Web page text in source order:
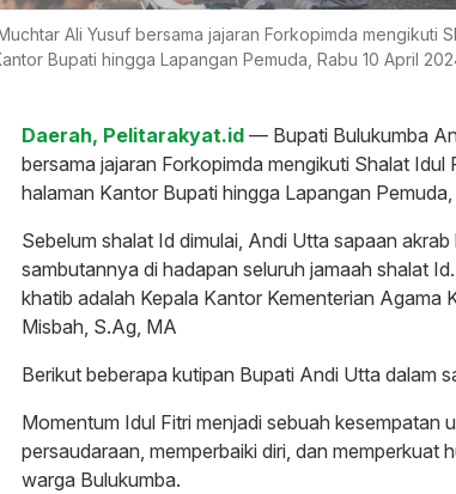
Ali Yusuf bersama jajaran Forkopimda mengikuti
Bupati hingga Lapangan Pemuda, Rabu 10 April
Daerah, Pelitarakyat.id — Bupati Bulukumba
bersama jajaran Forkopimda mengikuti Shalat Idul
halaman Kantor Bupati hingga Lapangan
Sebelum shalat Id dimulai, Andi Utta sapaan
sambutannya di hadapan seluruh jamaah shalat
khatib adalah Kepala Kantor Kementerian Agama
Misbah, S.Ag, MA
Berikut beberapa kutipan Bupati Andi Utta dalam
Momentum Idul Fitri menjadi sebuah kesempatan
persaudaraan, memperbaiki diri, dan memperkuat
warga Bulukumba.